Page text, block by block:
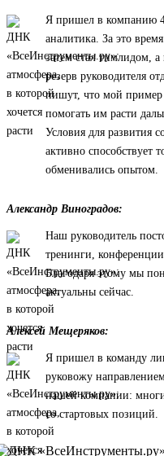
Я пришел в компанию 4
аналитика. За это
затем стал тимлидом,
резерв руководителя
пишут, что мой пример
помогать им расти
Условия для развития
активно способствует
обменивались опытом.
Александр Виноградов:
Наш руководитель
тренинги,
Благодаря этому мы
актуальны сейчас.
Алексей Мещеряков:
Я пришел в команду
руковожу
нашей компании:
со стартовых позиций.